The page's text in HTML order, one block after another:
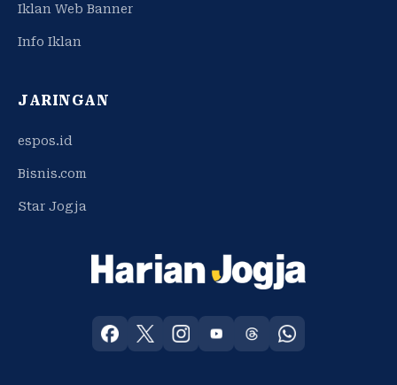
Iklan Web Banner
Info Iklan
JARINGAN
espos.id
Bisnis.com
Star Jogja